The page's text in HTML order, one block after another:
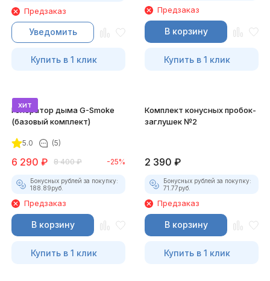
Предзаказ
Уведомить
Купить в 1 клик
Предзаказ
В корзину
Купить в 1 клик
хит
Генератор дыма G-Smoke
(базовый комплект)
5.0 (5)
6 290 ₽ 8 400 ₽ -25%
Бонусных рублей за покупку:
188.89руб.
Предзаказ
В корзину
Купить в 1 клик
Комплект конусных пробок-
заглушек №2
2 390 ₽
Бонусных рублей за покупку:
71.77руб.
Предзаказ
В корзину
Купить в 1 клик